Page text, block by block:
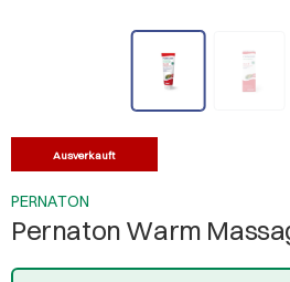
Ausverkauft
PERNATON
Pernaton Warm